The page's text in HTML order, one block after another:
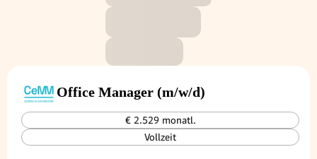
Office Manager (m/w/d)
€ 2.529 monatl.
Vollzeit